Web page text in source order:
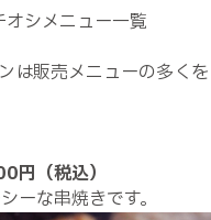
シメニュー一覧
は販売メニューの多く
（税込）
ーな串焼きです。